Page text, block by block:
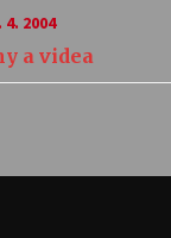
2004
a videa